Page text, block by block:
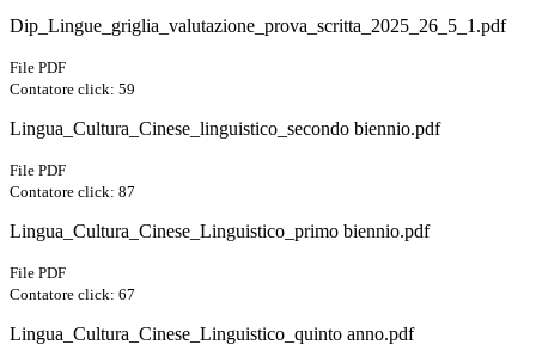
Dip_Lingue_griglia_valutazione_prova_scritta_2025_26_5_1.pdf
File PDF
Contatore click: 59
Lingua_Cultura_Cinese_linguistico_secondo biennio.pdf
File PDF
Contatore click: 87
Lingua_Cultura_Cinese_Linguistico_primo biennio.pdf
File PDF
Contatore click: 67
Lingua_Cultura_Cinese_Linguistico_quinto anno.pdf